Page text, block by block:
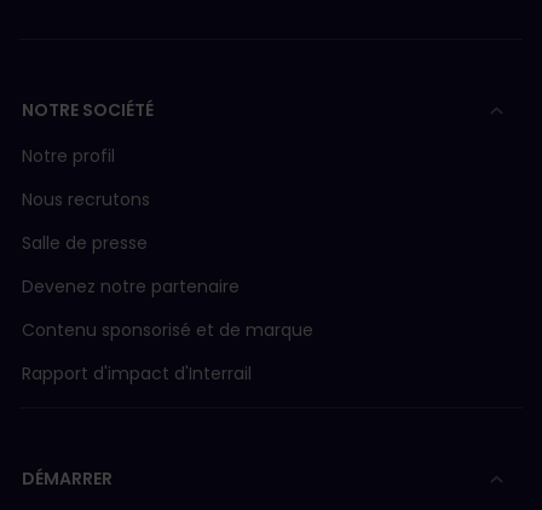
NOTRE SOCIÉTÉ
Notre profil
Nous recrutons
Salle de presse
Devenez notre partenaire
Contenu sponsorisé et de marque
Rapport d'impact d'Interrail
DÉMARRER